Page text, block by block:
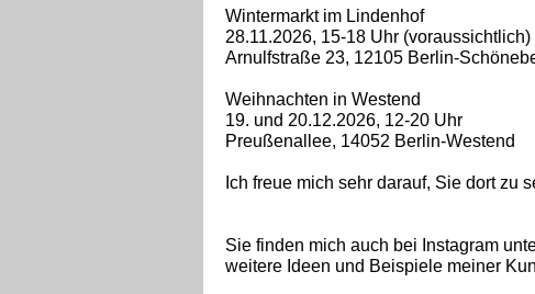
Wintermarkt im Lindenhof
28.11.2026, 15-18 Uhr (voraussichtlich)
Arnulfstraße 23, 12105 Berlin-
Weihnachten in Westend
19. und 20.12.2026, 12-20 Uhr
Preußenallee, 14052 Berlin-Westend
Ich freue mich sehr darauf, Sie dort zu
Sie finden mich auch bei Instagram
weitere Ideen und Beispiele meiner